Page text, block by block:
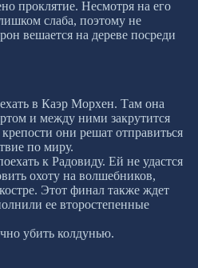
проклятие. Несмотря на его
слаба, поэтому не
вешается на дереве посреди
в Каэр Морхен. Там она
и между ними закрутится
они решат отправиться
по миру.
к Радовиду. Ей не удастся
охоту на волшебников,
Этот финал также ждет
ее второстепенные
убить колдунью.